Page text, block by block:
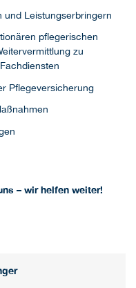
und Leistungserbringern
pflegerischen
zu
Pflegeversicherung
– wir helfen weiter!